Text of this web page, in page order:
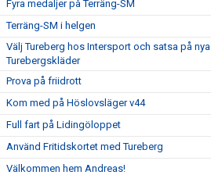
Fyra medaljer på Terräng-SM
Terräng-SM i helgen
Välj Tureberg hos Intersport och satsa på nya
Turebergskläder
Prova på friidrott
Kom med på Höslovsläger v44
Full fart på Lidingöloppet
Använd Fritidskortet med Tureberg
Välkommen hem Andreas!